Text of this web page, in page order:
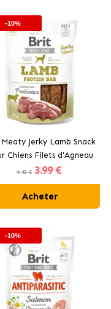
-10%
Jerky Lamb Snack
Chiens Filets d'Agneau
4.43 € 3.99 €
Acheter
-10%